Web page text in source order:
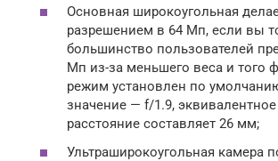
Основная широкоугольная
разрешением в 64 Мп, если вы
большинство пользователей
Мп из-за меньшего веса и того
режим установлен по
значение — f/1.9,
расстояние составляет 26 мм;
Ультраширокоугольная камера